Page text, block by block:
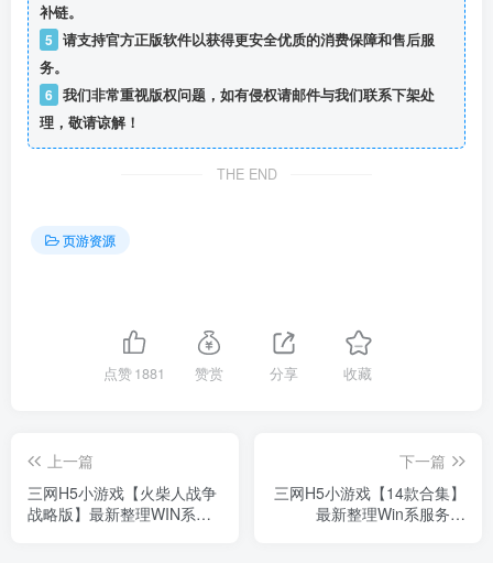
补链。
5 请支持官方正版软件以获得更安全优质的消费保障和售后服
务。
6 我们非常重视版权问题，如有侵权请邮件与我们联系下架处
理，敬请谅解！
THE END
页游资源
点赞1881 赞赏 分享 收藏
上一篇
三网H5小游戏【火柴人战争
战略版】最新整理WIN系服
下一篇
三网H5小游戏【14款合集】
最新整理Win系服务端